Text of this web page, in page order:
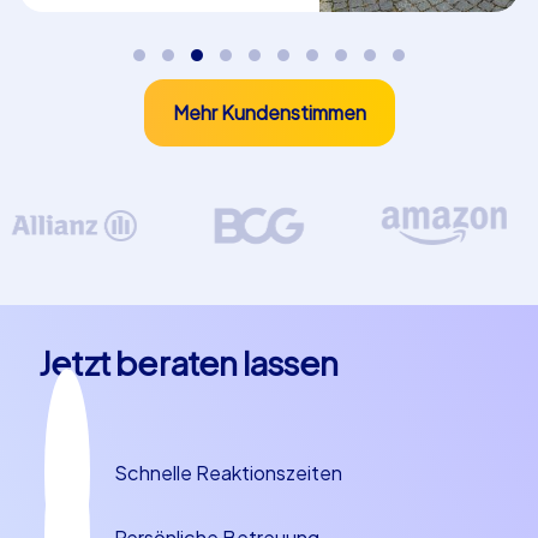
Erfolgserlebnisse für Teilnehmer bei einem Teamevent in
Warum Nürnberg ideal ist für Teambuilding in
Teambuilding in Nürnberg profitiert von der
für Wettbewerbe und Kooperationsaufgaben.
Teambuilding in Nürnberg funktioniert deshalb so gut,
weil es leicht ist, mehrere Stationen in einen kompakten
Zeitrahmen zu integrieren, ohne lange Transferzeiten.
Rostbratwürsten auf ofenfrischem Brot, Lebkuchen
oder regionalen Bieren stärken den Teamgeist auf
Mehr Kundenstimmen
Jetzt beraten lassen
Schnelle Reaktionszeiten